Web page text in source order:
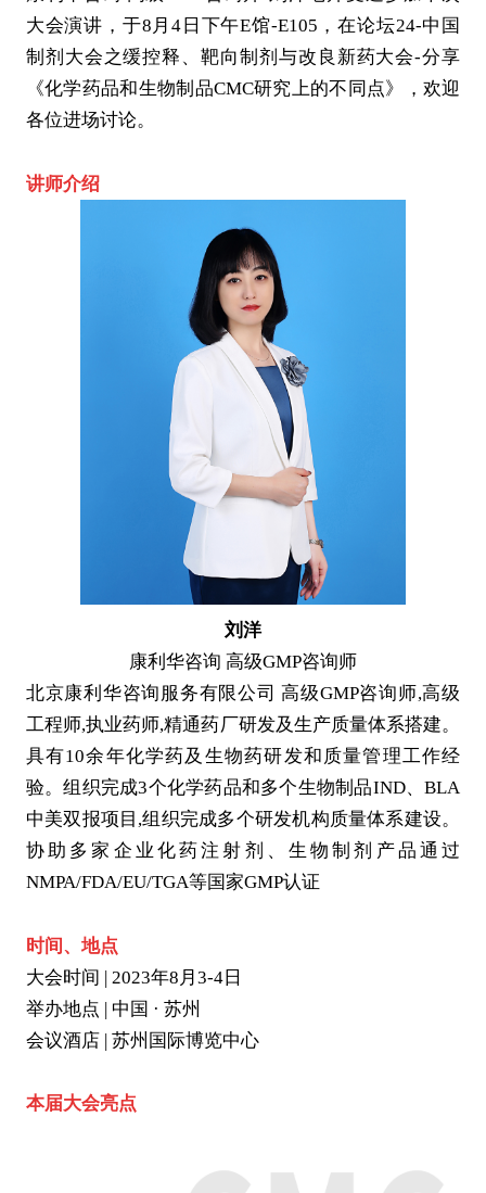
大会演讲，于8月4日下午E馆-E105，在论坛24-中国
制剂大会之缓控释、靶向制剂与改良新药大会-分享
《化学药品和生物制品CMC研究上的不同点》，欢迎
各位进场讨论。
讲师介绍
刘洋
康利华咨询 高级GMP咨询师
北京康利华咨询服务有限公司 高级GMP咨询师,高级
工程师,执业药师,精通药厂研发及生产质量体系搭建。
具有10余年化学药及生物药研发和质量管理工作经
验。组织完成3个化学药品和多个生物制品IND、BLA
中美双报项目,组织完成多个研发机构质量体系建设。
协助多家企业化药注射剂、生物制剂产品通过
NMPA/FDA/EU/TGA等国家GMP认证
时间、地点
大会时间 | 2023年8月3-4日
举办地点 | 中国 · 苏州
会议酒店 | 苏州国际博览中心
本届大会亮点